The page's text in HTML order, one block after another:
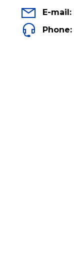
E-mail:
Phone: